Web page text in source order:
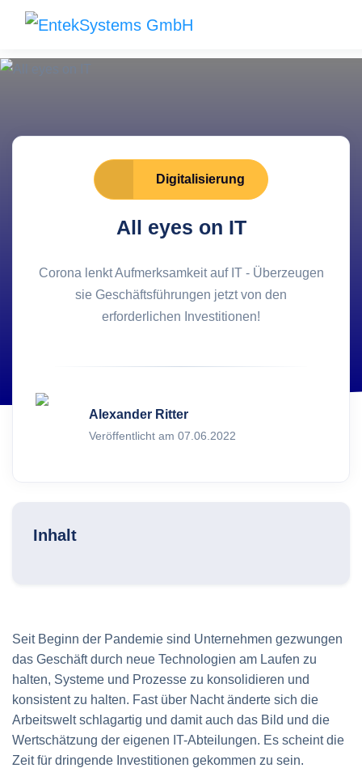
Digitalisierung
All eyes on IT
Corona lenkt Aufmerksamkeit auf IT - Überzeugen
sie Geschäftsführungen jetzt von den
erforderlichen Investitionen!
Alexander Ritter
Veröffentlicht am 07.06.2022
Seit Beginn der Pandemie sind Unternehmen gezwungen
das Geschäft durch neue Technologien am Laufen zu
halten, Systeme und Prozesse zu konsolidieren und
konsistent zu halten. Fast über Nacht änderte sich die
Arbeitswelt schlagartig und damit auch das Bild und die
Wertschätzung der eigenen IT-Abteilungen. Es scheint die
Zeit für dringende Investitionen gekommen zu sein.
Inhalt